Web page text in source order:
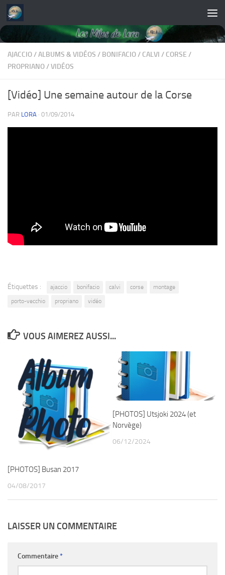
Skip to content
AJACCIO/ALBUMS & VIDÉOS / BONIFACIO/ CALVI / CORSE /
PROPRIANO/VIDÉOS
[Vidéo] Une semaine autour de la Corse
PAR LORA · 01/09/2014
Étiquettes : ajaccio bonifacio calvi corse
montage
porto-vecchio
propriano vidéo
VOUS AIMEREZ AUSSI...
[PHOTOS] Busan 2017
04/08/2017
[PHOTOS] Utsjoki 2024 (et
Norvège)
06/12/2024
LAISSER UN COMMENTAIRE
Commentaire*